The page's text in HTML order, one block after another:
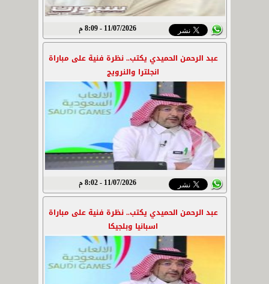
11/07/2026 - 8:09 م
عبد الرحمن الحميدي يكتب.. نظرة فنية على مباراة
انجلترا والنرويج
11/07/2026 - 8:02 م
عبد الرحمن الحميدي يكتب.. نظرة فنية على مباراة
اسبانيا وبلجيكا